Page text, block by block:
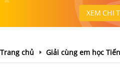
XEM CHI
Trang chủ Giải cùng em học